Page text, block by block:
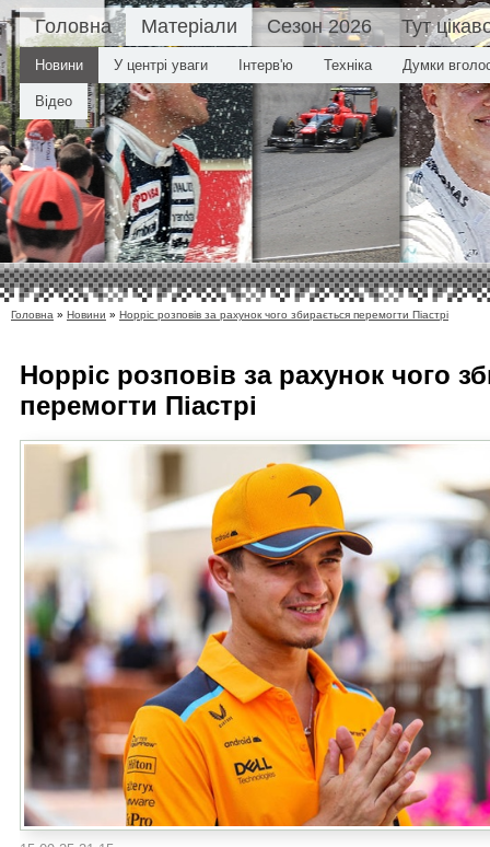
Головна Матеріали
Новини У центрі уваги Інтерв'ю Техніка Думки
Відео
Сезон 2026 Тут
Головна » Новини » Норріс розповів за рахунок чого збирається перемогти Піастрі
Норріс розповів за рахунок чого
перемогти Піастрі